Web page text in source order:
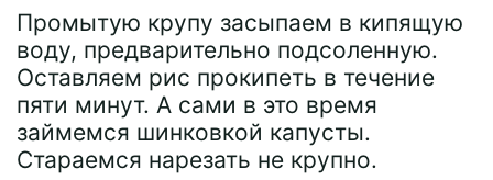
Промытую крупу засыпаем в кипящую
воду, предварительно подсоленную.
Оставляем рис прокипеть в течение
пяти минут. А сами в это время
займемся шинковкой капусты.
Стараемся нарезать не крупно.